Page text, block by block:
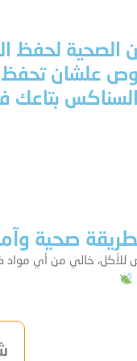
الصحية لحفظ
تحفظ
صحية
خالي من أي مواد